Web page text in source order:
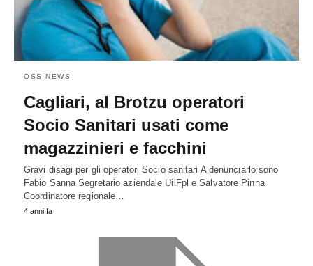
OSS NEWS
Cagliari, al Brotzu operatori
Socio Sanitari usati come
magazzinieri e facchini
Gravi disagi per gli operatori Socio sanitari A denunciarlo sono
Fabio Sanna Segretario aziendale UilFpl e Salvatore Pinna
Coordinatore regionale…
4 anni fa